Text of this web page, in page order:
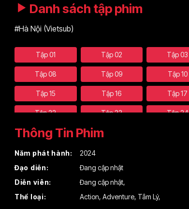
Danh sách tập phim
#Hà Nội (Vietsub)
Tập 01 Tập 02 Tập 03
Tập 08 Tập 09 Tập 10
Tập 15 Tập 16 Tập 17
Tập 22 Tập 23 Tập 24
Thông Tin Phim
Năm phát hành:
2024
Đạo diễn:
Đang cập nhật
Diễn viên:
Đang cập nhật,
Thể loại:
Action, Adventure, Tâm Lý,